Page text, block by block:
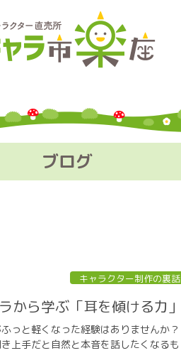
ブログ
キャラクター制作の裏話
ら学ぶ「耳を傾ける力」
っと軽くなった経験はありませんか？
上手だと自然と本音を話したくなるも